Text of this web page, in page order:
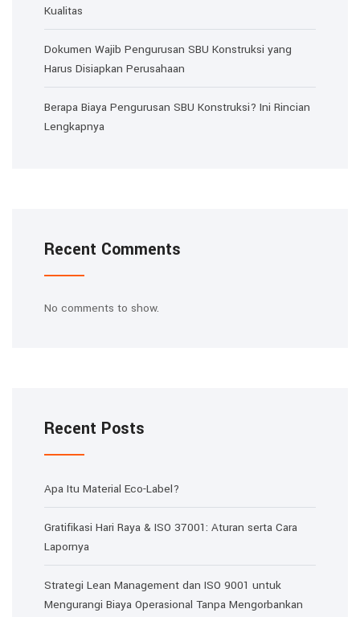
Kualitas
Dokumen Wajib Pengurusan SBU Konstruksi yang
Harus Disiapkan Perusahaan
Berapa Biaya Pengurusan SBU Konstruksi? Ini Rincian
Lengkapnya
Recent Comments
No comments to show.
Recent Posts
Apa Itu Material Eco-Label?
Gratifikasi Hari Raya & ISO 37001: Aturan serta Cara
Lapornya
Strategi Lean Management dan ISO 9001 untuk
Mengurangi Biaya Operasional Tanpa Mengorbankan